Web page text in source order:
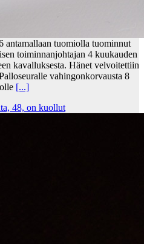
antamallaan tuomiolla tuominnut
toiminnanjohtajan 4 kuukauden
kavalluksesta. Hänet velvoitettiin
vahingonkorvausta 8
[...]
48, on kuollut